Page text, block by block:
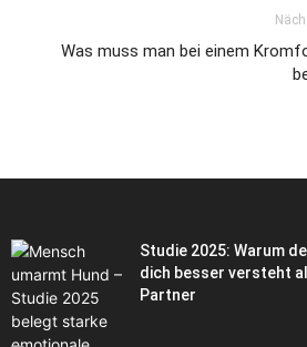
Was muss man bei einem
Studie 2025: Warum
dich besser versteht
Partner